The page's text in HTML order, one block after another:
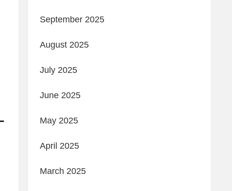
September 2025
August 2025
July 2025
June 2025
May 2025
April 2025
March 2025